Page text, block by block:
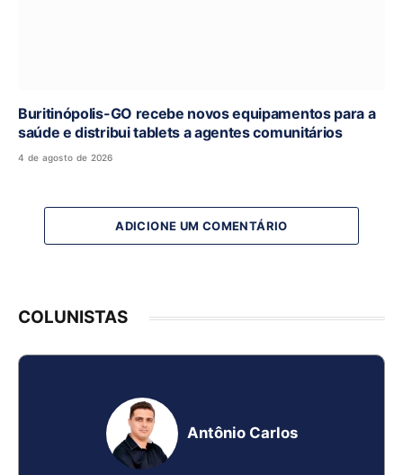
Buritinópolis-GO recebe novos equipamentos para a
saúde e distribui tablets a agentes comunitários
4 de agosto de 2026
ADICIONE UM COMENTÁRIO
COLUNISTAS
Antônio Carlos